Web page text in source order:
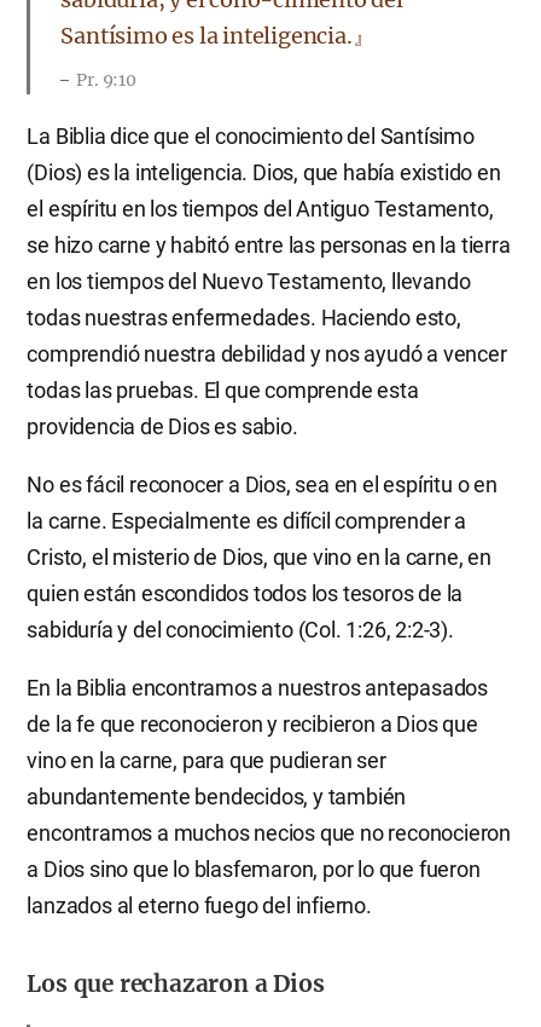
Santísimo es la inteligencia.』
Pr. 9:10
La Biblia dice que el conocimiento del Santísimo
(Dios) es la inteligencia. Dios, que había existido en
el espíritu en los tiempos del Antiguo Testamento,
se hizo carne y habitó entre las personas en la tierra
en los tiempos del Nuevo Testamento, llevando
todas nuestras enfermedades. Haciendo esto,
comprendió nuestra debilidad y nos ayudó a vencer
todas las pruebas. El que comprende esta
providencia de Dios es sabio.
No es fácil reconocer a Dios, sea en el espíritu o en
la carne. Especialmente es difícil comprender a
Cristo, el misterio de Dios, que vino en la carne, en
quien están escondidos todos los tesoros de la
sabiduría y del conocimiento (Col. 1:26, 2:2-3).
En la Biblia encontramos a nuestros antepasados
de la fe que reconocieron y recibieron a Dios que
vino en la carne, para que pudieran ser
abundantemente bendecidos, y también
encontramos a muchos necios que no reconocieron
a Dios sino que lo blasfemaron, por lo que fueron
lanzados al eterno fuego del infierno.
Los que rechazaron a Dios